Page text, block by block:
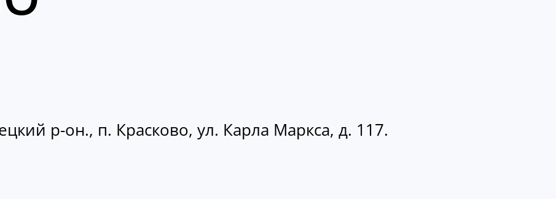
р-он., п. Красково, ул. Карла Маркса, д. 117.